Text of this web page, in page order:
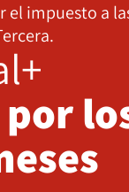
el impuesto a